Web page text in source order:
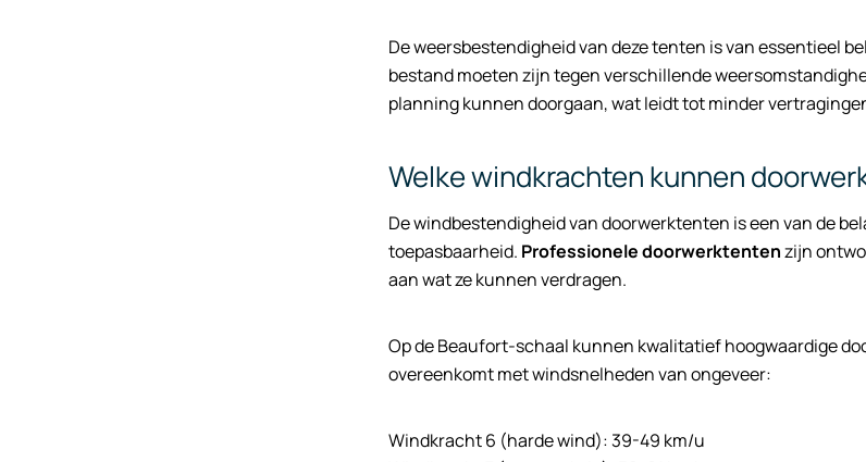
De weersbestendigheid van deze tenten is van essentieel
bestand moeten zijn tegen verschillende
planning kunnen doorgaan, wat leidt tot minder
Welke windkrachten kunnen
De windbestendigheid van doorwerktenten is een van de
toepasbaarheid. Professionele doorwerktentenzijn
aan wat ze kunnen verdragen.
Op de Beaufort-schaal kunnen kwalitatief hoogwaardige
overeenkomt met windsnelheden van ongeveer:
Windkracht 6 (harde wind): 39-49 km/u